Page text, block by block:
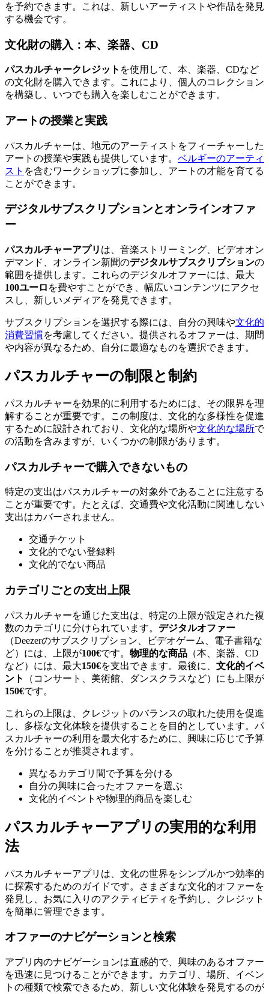
を予約できます。これは、新しいアーティストや作品を発見
する機会です。
文化財の購入：本、楽器、CD
パスカルチャークレジット を使用して、本、楽器、CDなど
の文化財を購入できます。これにより、個人のコレクション
を構築し、いつでも購入を楽しむことができます。
アートの授業と実践
パスカルチャーは、地元のアーティストをフィーチャーした
アートの授業や実践も提供しています。 ベルギーのアーティ
スト を含むワークショップに参加し、アートの才能を育てる
ことができます。
デジタルサブスクリプションとオンラインオファ
ー
パスカルチャーアプリ は、音楽ストリーミング、ビデオオン
デマンド、オンライン新聞のデジタルサブスクリプションの
範囲を提供します。これらのデジタルオファーには、最大
100ユーロ を費やすことができ、幅広いコンテンツにアクセ
スし、新しいメディアを発見できます。
サブスクリプションを選択する際には、自分の興味や文化的
消費習慣を考慮してください。提供されるオファーは、期間
や内容が異なるため、自分に最適なものを選択できます。
パスカルチャーの制限と制約
パスカルチャーを効果的に利用するためには、その限界を理
解することが重要です。この制度は、文化的な多様性を促進
するために設計されており、文化的な場所や文化的な場所で
の活動を含みますが、いくつかの制限があります。
パスカルチャーで購入できないもの
特定の支出はパスカルチャーの対象外であることに注意する
ことが重要です。たとえば、交通費や文化活動に関連しない
支出はカバーされません。
交通チケット
文化的でない登録料
文化的でない商品
カテゴリごとの支出上限
パスカルチャーを通じた支出は、特定の上限が設定された複
数のカテゴリに分けられています。 デジタルオファー
（Deezerのサブスクリプション、ビデオゲーム、電子書籍な
ど）には、上限が100€です。 物理的な商品 （本、楽器、CD
など）には、最大150€を支出できます。最後に、 文化的イベ
ント
（コンサート、美術館、ダンスクラスなど）にも上限が
150€です。
これらの上限は、クレジットのバランスの取れた使用を促進
し、多様な文化体験を提供することを目的としています。パ
スカルチャーの利用を最大化するために、興味に応じて予算
を分けることが推奨されます。
異なるカテゴリ間で予算を分ける
自分の興味に合ったオファーを選ぶ
文化的イベントや物理的商品を楽しむ
パスカルチャーアプリの実用的な利用
法
パスカルチャーアプリは、文化の世界をシンプルかつ効率的
に探索するためのガイドです。さまざまな文化的オファーを
発見し、お気に入りのアクティビティを予約し、クレジット
を簡単に管理できます。
オファーのナビゲーションと検索
アプリ内のナビゲーションは直感的で、興味のあるオファー
を迅速に見つけることができます。カテゴリ、場所、イベン
トの種類で検索できるため、新しい文化体験を発見するのが